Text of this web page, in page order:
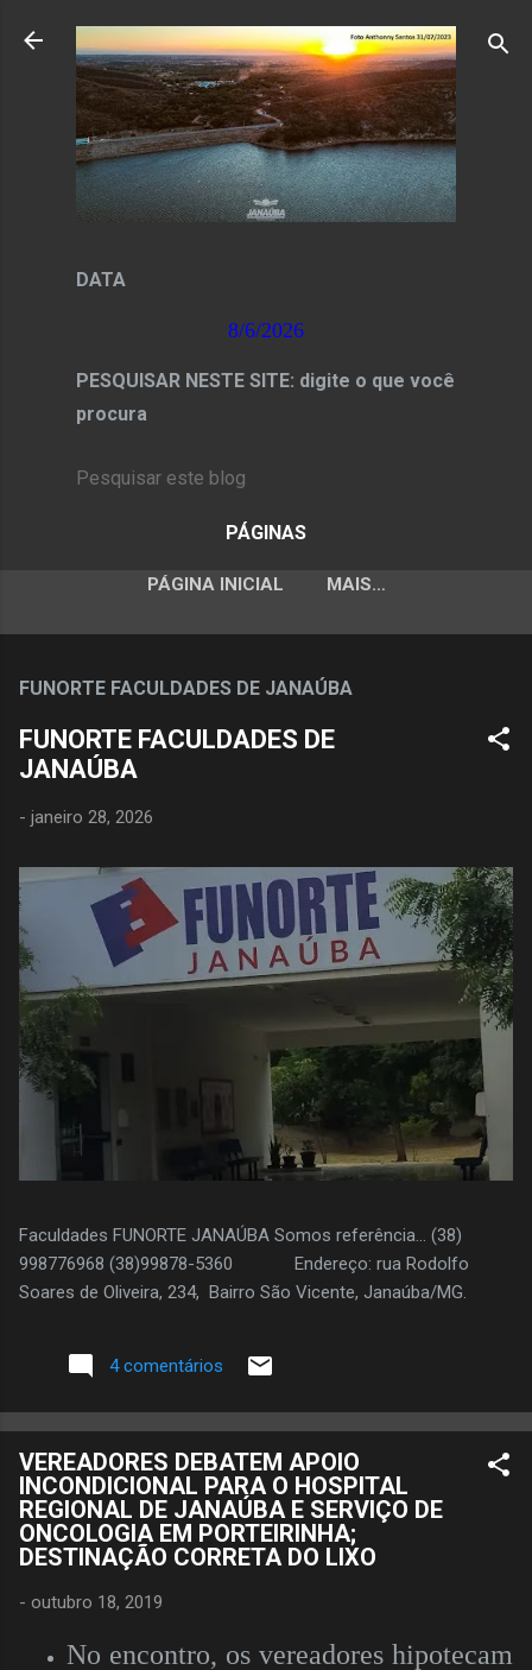
Pular para o conteúdo principal
DATA
8/6/2026
PESQUISAR NESTE SITE: digite o que você
procura
PÁGINAS
PÁGINA INICIAL MAIS…
FUNORTE FACULDADES DE JANAÚBA
FUNORTE FACULDADES DE
JANAÚBA
- janeiro 28, 2026
Faculdades FUNORTE JANAÚBA Somos referência... (38)
998776968 (38)99878-5360 Endereço: rua Rodolfo
Soares de Oliveira, 234, Bairro São Vicente, Janaúba/MG.
4 comentários
VEREADORES DEBATEM APOIO
INCONDICIONAL PARA O HOSPITAL
REGIONAL DE JANAÚBA E SERVIÇO DE
ONCOLOGIA EM PORTEIRINHA;
DESTINAÇÃO CORRETA DO LIXO
- outubro 18, 2019
No encontro, os vereadores hipotecam